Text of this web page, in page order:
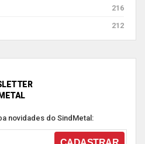
216
212
novidades do SindMetal: